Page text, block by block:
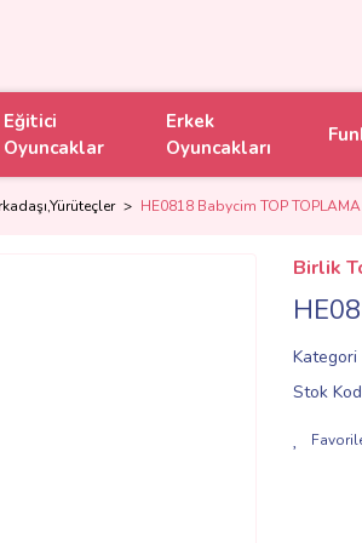
Eğitici
Oyuncaklar
Erkek
Oyuncakları
HE0818 Babycim TOP
Birlik
Kategori
Stok